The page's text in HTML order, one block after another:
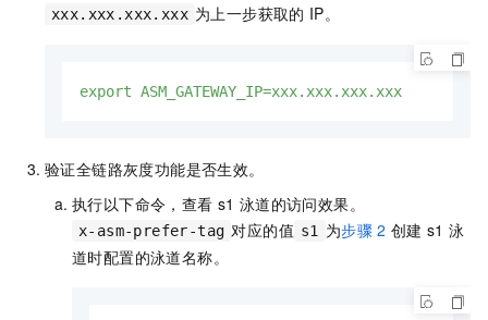
xxx.xxx.xxx.xxx 为上一步获取的 IP。
export ASM_GATEWAY_IP=xxx.xxx.xxx.xxx
验证全链路灰度功能是否生效。
执行以下命令，查看 s1 泳道的访问效果。
x-asm-prefer-tag 对应的值 s1 为步骤 2 创建 s1 泳
道时配置的泳道名称。